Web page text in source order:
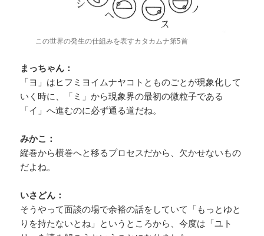
この世界の発生の仕組みを表すカタカムナ第5首
まっちゃん：
「ヨ」はヒフミヨイムナヤコトとものごとが現象化して
いく時に、「ミ」から現象界の最初の微粒子である
「イ」へ進むのに必ず通る道だね。
みかこ：
縦巻から横巻へと移るプロセスだから、欠かせないもの
だよね。
いさどん：
そうやって面談の場で余裕の話をしていて「もっとゆと
りを持たないとね」というところから、今度は「ユト